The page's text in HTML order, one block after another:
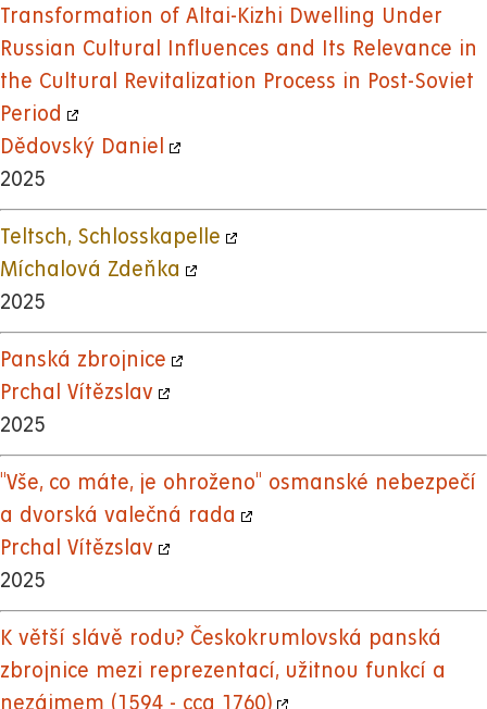
Transformation of Altai-Kizhi Dwelling Under
Russian Cultural Influences and Its Relevance in
the Cultural Revitalization Process in Post-Soviet
Period
Dědovský Daniel
2025
Teltsch, Schlosskapelle
Míchalová Zdeňka
2025
Panská zbrojnice
Prchal Vítězslav
2025
"Vše, co máte, je ohroženo" osmanské nebezpečí
a dvorská valečná rada
Prchal Vítězslav
2025
K větší slávě rodu? Českokrumlovská panská
zbrojnice mezi reprezentací, užitnou funkcí a